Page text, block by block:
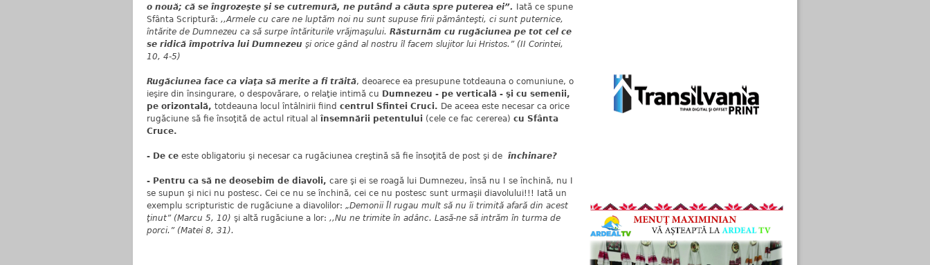
o nouă; că se îngrozeşte şi se cutremură, ne putând a căuta spre puterea ei”.
Iată ce spune
Sfânta Scriptură: ,,Armele cu care ne luptăm noi nu sunt supuse firii pământeşti, ci sunt puternice,
întărite de Dumnezeu ca să surpe întăriturile vrăjmaşului. Răsturnăm cu rugăciunea pe tot cel ce
se ridică împotriva lui Dumnezeu şi orice gând al nostru îl facem slujitor lui Hristos.” (II Corintei,
10, 4-5)
Rugăciunea face ca viaţa să merite a fi trăită, deoarece ea presupune totdeauna o comuniune, o
ieşire din însingurare, o despovărare, o relaţie intimă cu Dumnezeu - pe verticală - şi cu semenii,
pe orizontală, totdeauna locul întâlnirii fiind centrul Sfintei Cruci. De aceea este necesar ca orice
rugăciune să fie însoţită de actul ritual al însemnării petentului (cele ce fac cererea) cu Sfânta
Cruce.
- De ce este obligatoriu şi necesar ca rugăciunea creştină să fie însoţită de post şi de închinare?
- Pentru ca să ne deosebim de diavoli, care şi ei se roagă lui Dumnezeu, însă nu I se închină, nu I
se supun şi nici nu postesc. Cei ce nu se închină, cei ce nu postesc sunt urmaşii diavolului!!! Iată un
exemplu scripturistic de rugăciune a diavolilor: „Demonii Îl rugau mult să nu îi trimită afară din acest
ţinut” (Marcu 5, 10) şi altă rugăciune a lor: ,,Nu ne trimite în adânc. Lasă-ne să intrăm în turma de
porci.” (Matei 8, 31).